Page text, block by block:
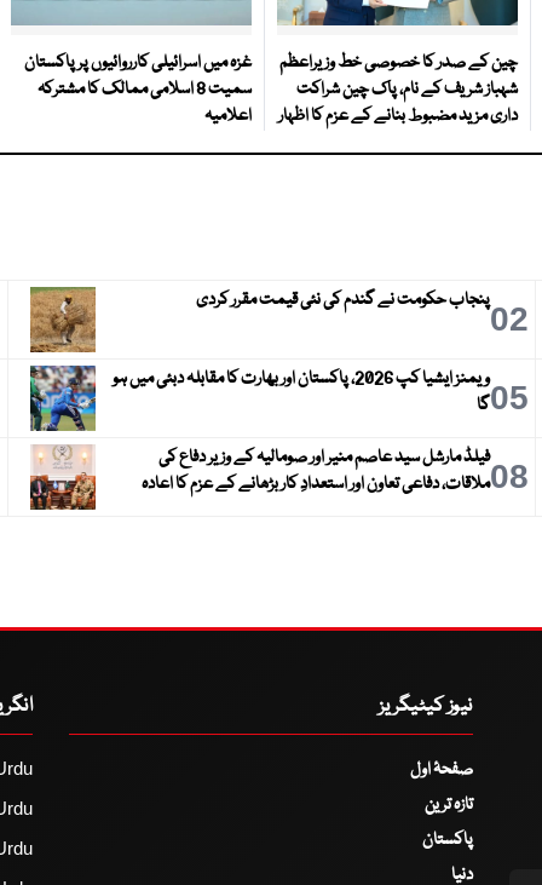
چین کے صدر کا خصوصی خط وزیراعظم
شہباز شریف کے نام، پاک چین شراکت
داری مزید مضبوط بنانے کے عزم کا اظہار
غزہ میں اسرائیلی کارروائیوں پر پاکستان
سمیت 8 اسلامی ممالک کا مشترکہ
اعلامیہ
02پنجاب حکومت نے گندم کی نئی قیمت مقرر کردی
05
ویمنز ایشیا کپ 2026، پاکستان اور بھارت کا مقابلہ دبئی میں ہو
گا
08فیلڈ مارشل سید عاصم منیر اور صومالیہ کے وزیر دفاع کی
ملاقات، دفاعی تعاون اور استعدادِ کار بڑھانے کے عزم کا اعادہ
نیوز کیٹیگریز
صفحۂ اول
تازہ ترین
پاکستان
دنیا